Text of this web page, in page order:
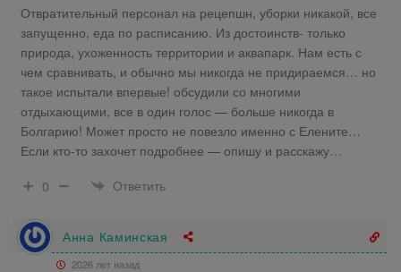
Отвратительный персонал на рецепшн, уборки никакой, все
запущенно, еда по расписанию. Из достоинств- только
природа, ухоженность территории и аквапарк. Нам есть с
чем сравнивать, и обычно мы никогда не придираемся… но
такое испытали впервые! обсудили со многими
отдыхающими, все в один голос — больше никогда в
Болгарию! Может просто не повезло именно с Елените…
Если кто-то захочет подробнее — опишу и расскажу…
0
Ответить
Анна Каминская
2026 лет назад